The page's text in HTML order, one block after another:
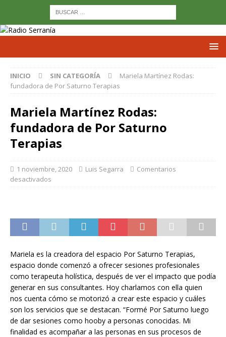
INICIO SIN CATEGORÍA
Mariela Martínez Rodas:
fundadora de Por Saturno Terapias
Mariela Martínez Rodas:
fundadora de Por Saturno
Terapias
1 noviembre, 2020 Luis Segarra
Comentarios
desactivados
Mariela es la creadora del espacio Por Saturno Terapias,
espacio donde comenzó a ofrecer sesiones profesionales
como terapeuta holística, después de ver el impacto que podía
generar en sus consultantes. Hoy charlamos con ella quien
nos cuenta cómo se motorizó a crear este espacio y cuáles
son los servicios que se destacan. “Formé Por Saturno luego
de dar sesiones como hooby a personas conocidas. Mi
finalidad es acompañar a las personas en sus procesos de